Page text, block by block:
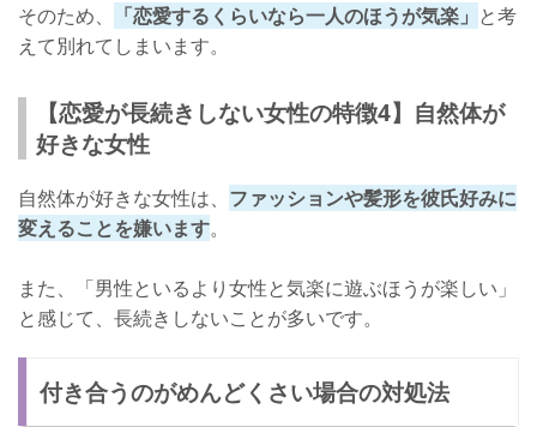
そのため、 「恋愛するくらいなら一人のほうが気楽」 と考
えて別れてしまいます。
【恋愛が長続きしない女性の特徴4】自然体が
好きな女性
自然体が好きな女性は、 ファッションや髪形を彼氏好みに
変えることを嫌います。
また、「男性といるより女性と気楽に遊ぶほうが楽しい」
と感じて、長続きしないことが多いです。
付き合うのがめんどくさい場合の対処法